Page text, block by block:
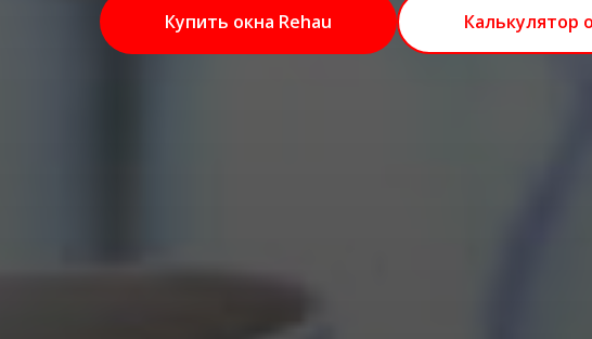
Купить окна Rehau Калькулятор